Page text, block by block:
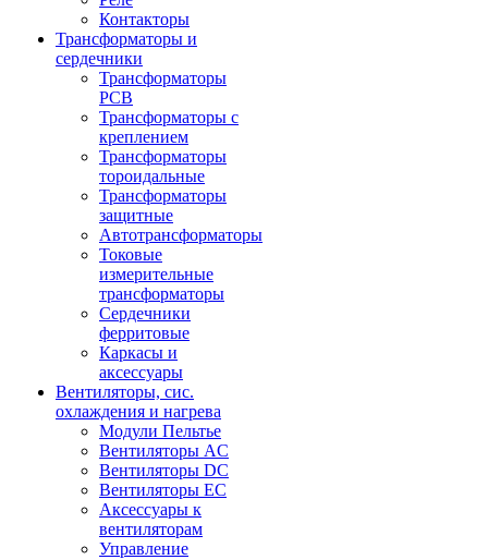
Контакторы
Трансформаторы и
сердечники
Трансформаторы
PCB
Трансформаторы с
креплением
Трансформаторы
тороидальные
Трансформаторы
защитные
Автотрансформаторы
Токовые
измерительные
трансформаторы
Сердечники
ферритовые
Каркасы и
аксессуары
Вентиляторы, сис.
охлаждения и нагрева
Модули Пельтье
Вентиляторы AC
Вентиляторы DC
Вентиляторы EC
Аксессуары к
вентиляторам
Управление